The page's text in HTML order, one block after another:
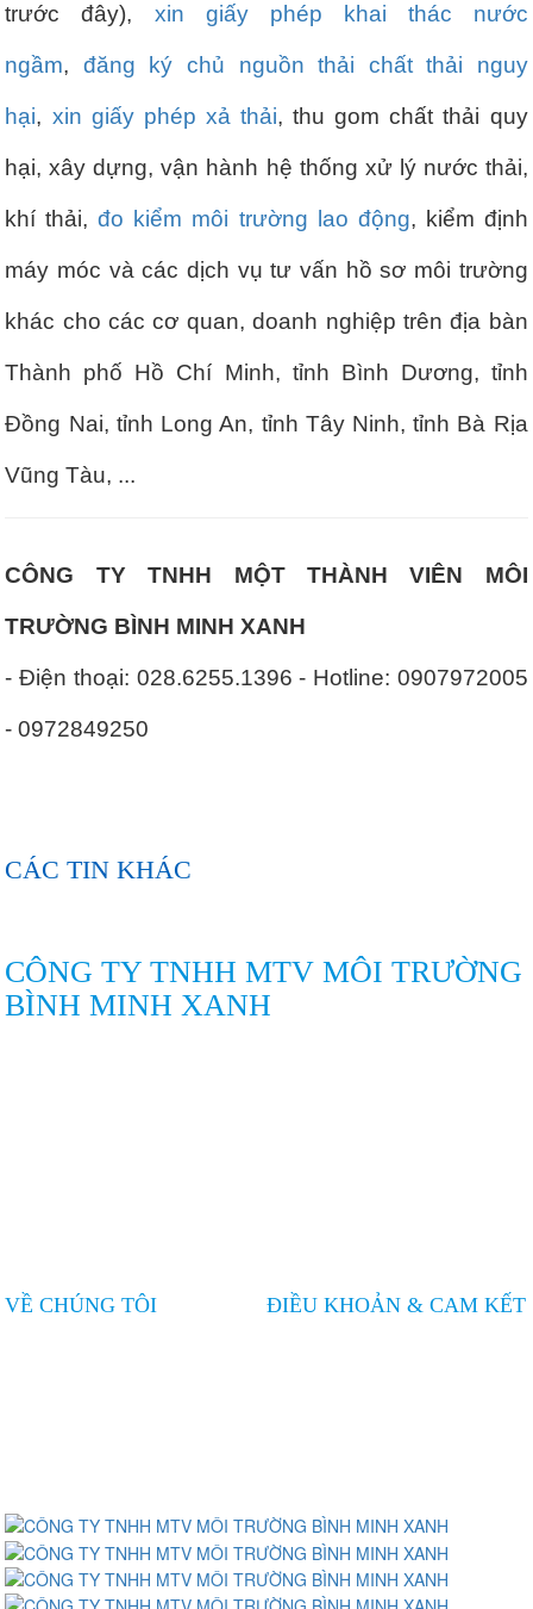
trước đây), xin giấy phép khai thác nước
ngầm, đăng ký chủ nguồn thải chất thải nguy
hại, xin giấy phép xả thải, thu gom chất thải quy
hại, xây dựng, vận hành hệ thống xử lý nước thải,
khí thải,đo kiểm môi trường lao động, kiểm định
máy móc và các dịch vụ tư vấn hồ sơ môi trường
khác cho các cơ quan, doanh nghiệp trên địa bàn
Thành phố Hồ Chí Minh, tỉnh Bình Dương, tỉnh
Đồng Nai, tỉnh Long An, tỉnh Tây Ninh, tỉnh Bà Rịa
Vũng Tàu, ...
CÔNG TY TNHH MỘT THÀNH VIÊN MÔI
TRƯỜNG BÌNH MINH XANH
- Điện thoại: 028.6255.1396 - Hotline: 0907972005
- 0972849250
CÁC TIN KHÁC
CÔNG TY TNHH MTV MÔI TRƯỜNG
BÌNH MINH XANH
VỀ CHÚNG TÔI ĐIỀU KHOẢN & CAM KẾT